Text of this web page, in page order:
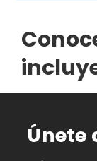
Únete